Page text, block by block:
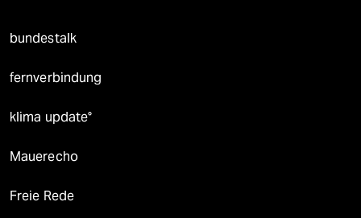
bundestalk
fernverbindung
klima update°
Mauerecho
Freie Rede